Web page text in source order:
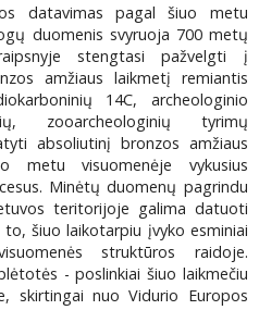
datavimas pagal šiuo metu
duomenis svyruoja 700 metų
stengtasi pažvelgti į
amžiaus laikmetį remiantis
14C, archeologinio
zooarcheologinių tyrimų
absoliutinį bronzos amžiaus
metu visuomenėje vykusius
Minėtų duomenų pagrindu
teritorijoje galima datuoti
šiuo laikotarpiu įvyko esminiai
struktūros raidoje.
- poslinkiai šiuo laikmečiu
skirtingai nuo Vidurio Europos